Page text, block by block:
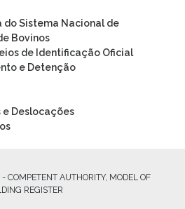
Sistema Nacional de
Bovinos
de Identificação Oficial
e Detenção
e Deslocações
AUTHORITY, MODEL OF
REGISTER